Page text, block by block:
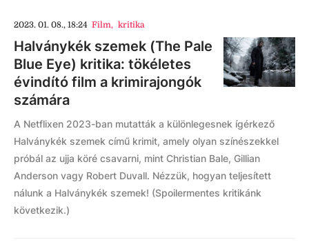
2023. 01. 08., 18:24 Film, kritika
Halványkék szemek (The Pale
Blue Eye) kritika: tökéletes
évindító film a krimirajongók
számára
A Netflixen 2023-ban mutatták a különlegesnek ígérkező
Halványkék szemek című krimit, amely olyan színészekkel
próbál az ujja köré csavarni, mint Christian Bale, Gillian
Anderson vagy Robert Duvall. Nézzük, hogyan teljesített
nálunk a Halványkék szemek! (Spoilermentes kritikánk
következik.)